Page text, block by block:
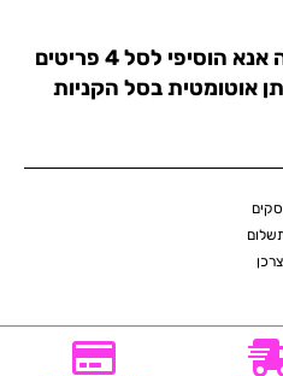
על מנת לקבל את ההנחה אנא הוסיפי לסל 4 פריטים
אוטומטית בסל הקניות